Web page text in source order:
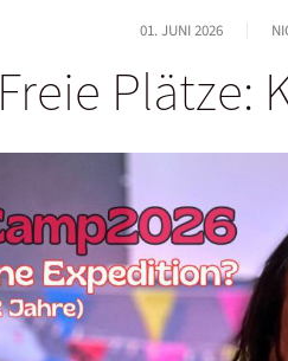
01. JUNI 2026
Freie Plätze: